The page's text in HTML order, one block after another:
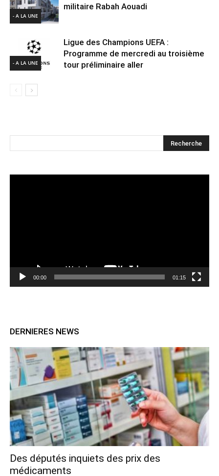
- A LA UNE
militaire Rabah Aouadi
- A LA UNE
Ligue des Champions UEFA :
Programme de mercredi au troisième
tour préliminaire aller
00:00 01:15
DERNIERES NEWS
Des députés inquiets des prix des
médicaments